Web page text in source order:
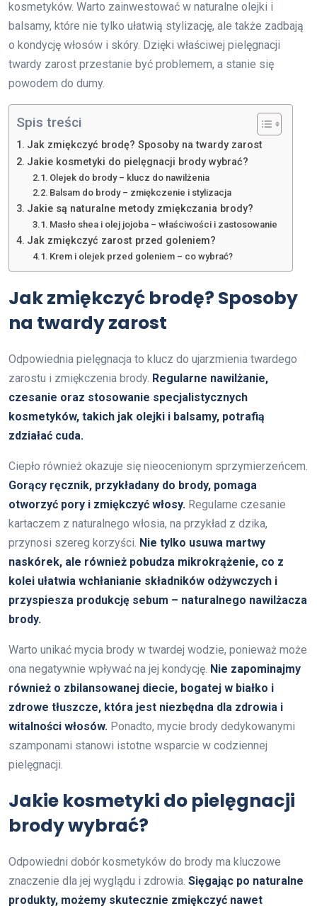
kosmetyków. Warto zainwestować w naturalne olejki i
balsamy, które nie tylko ułatwią stylizację, ale także zadbają
o kondycję włosów i skóry. Dzięki właściwej pielęgnacji
twardy zarost przestanie być problemem, a stanie się
powodem do dumy.
Spis treści
Jak zmiękczyć brodę? Sposoby na twardy zarost
Jakie kosmetyki do pielęgnacji brody wybrać?
Olejek do brody – klucz do nawilżenia
Balsam do brody – zmiękczenie i stylizacja
Jakie są naturalne metody zmiękczania brody?
Masło shea i olej jojoba – właściwości i zastosowanie
Jak zmiękczyć zarost przed goleniem?
Krem i olejek przed goleniem – co wybrać?
Jak zmiękczyć brodę? Sposoby
na twardy zarost
Odpowiednia pielęgnacja to klucz do ujarzmienia twardego
zarostu i zmiękczenia brody. Regularne nawilżanie,
czesanie oraz stosowanie specjalistycznych
kosmetyków, takich jak olejki i balsamy, potrafią
zdziałać cuda.
Ciepło również okazuje się nieocenionym sprzymierzeńcem.
Gorący ręcznik, przykładany do brody, pomaga
otworzyć pory i zmiękczyć włosy. Regularne czesanie
kartaczem z naturalnego włosia, na przykład z dzika,
przynosi szereg korzyści. Nie tylko usuwa martwy
naskórek, ale również pobudza mikrokrążenie, co z
kolei ułatwia wchłanianie składników odżywczych i
przyspiesza produkcję sebum – naturalnego nawilżacza
brody.
Warto unikać mycia brody w twardej wodzie, ponieważ może
ona negatywnie wpływać na jej kondycję. Nie zapominajmy
również o zbilansowanej diecie, bogatej w białko i
zdrowe tłuszcze, która jest niezbędna dla zdrowia i
witalności włosów. Ponadto, mycie brody dedykowanymi
szamponami stanowi istotne wsparcie w codziennej
pielęgnacji.
Jakie kosmetyki do pielęgnacji
brody wybrać?
Odpowiedni dobór kosmetyków do brody ma kluczowe
znaczenie dla jej wyglądu i zdrowia. Sięgając po naturalne
produkty, możemy skutecznie zmiękczyć nawet